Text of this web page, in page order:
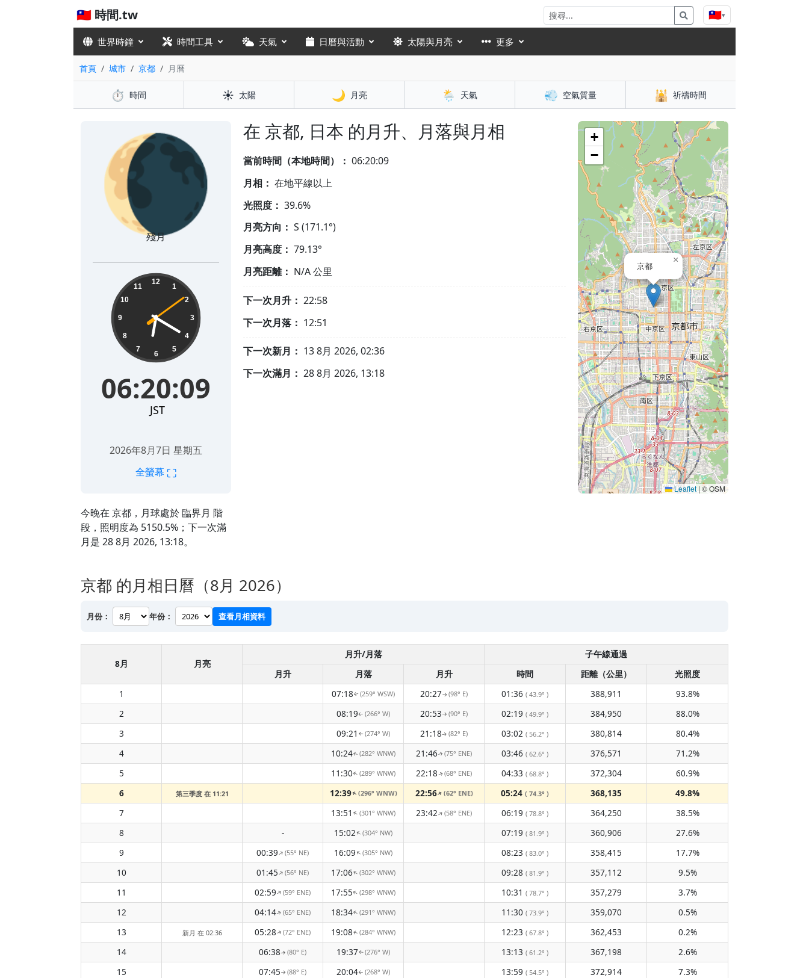
🇹🇼 時間.tw 🇹🇼▾
世界時鐘 時間工具 天氣 日曆與活動 太陽與月亮 更多
首頁 城市 京都 月曆
⏱️ 時間 ☀️ 太陽 🌙 月亮 🌦️ 天氣 💨 空氣質量 🕌 祈禱時間
在 京都, 日本 的月升、月落與月相
今晚在 京都，月球處於 臨界月 階
段，照明度為 5150.5%；下一次滿
月是 28 8月 2026, 13:18。
🌘
殘月
06:20:10 12
1
2
3
4
5
6
7
8
9
10
11
06:20:10
JST
2026年8月7日 星期五
全螢幕 ⛶
當前時間（本地時間）： 06:20:10
月相： 在地平線以上
光照度： 39.6%
月亮方向： S (171.1°)
月亮高度： 79.13°
月亮距離： N/A公里
下一次月升： 22:58
下一次月落： 12:51
下一次新月： 13 8月 2026, 02:36
下一次滿月： 28 8月 2026, 13:18
京都
×
+
−
Leaflet | © OSM
京都 的月相日曆（8月 2026）
月份： 年份： 查看月相資料
8月 月亮
月升/月落
子午線通過
月升
月落 月升 時間 距離（公里）
光照度
1
07:18↑(259° WSW) 20:27↑(98° E) 01:36 ( 43.9° ) 388,911
93.8%
2
08:19↑(266° W) 20:53↑ (90° E) 02:19 ( 49.9° ) 384,950
88.0%
3
09:21 ↑(274° W) 21:18↑(82° E) 03:02 ( 56.2° ) 380,814
80.4%
4
10:24↑(282° WNW) 21:46↑(75° ENE) 03:46 ( 62.6° ) 376,571
71.2%
5
11:30↑(289° WNW) 22:18↑(68° ENE) 04:33 ( 68.8° ) 372,304
60.9%
6
第三季度 在 11:21 12:39↑(296° WNW) 22:56↑(62° ENE) 05:24 ( 74.3° ) 368,135
49.8%
7
13:51↑(301° WNW) 23:42↑(58° ENE) 06:19 ( 78.8° ) 364,250
38.5%
8
- 15:02↑(304° NW) 07:19 ( 81.9° ) 360,906
27.6%
9
00:39↑(55° NE) 16:09↑(305° NW) 08:23 ( 83.0° ) 358,415
17.7%
10
01:45↑(56° NE) 17:06↑(302° WNW) 09:28 ( 81.9° ) 357,112
9.5%
11
02:59↑(59° ENE) 17:55↑(298° WNW) 10:31 ( 78.7° ) 357,279
3.7%
12
04:14↑(65° ENE) 18:34↑(291° WNW) 11:30 ( 73.9° ) 359,070
0.5%
13
新月 在 02:36 05:28↑(72° ENE) 19:08↑(284° WNW) 12:23 ( 67.8° ) 362,453
0.2%
14
06:38↑(80° E) 19:37↑(276° W) 13:13 ( 61.2° ) 367,198
2.6%
15
07:45↑(88° E) 20:04↑(268° W) 13:59 ( 54.5° ) 372,914
7.3%